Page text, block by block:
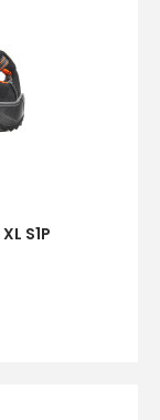
S1P